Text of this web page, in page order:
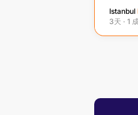
Istanbul
3天 · 1